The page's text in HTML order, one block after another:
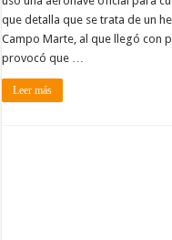
que detalla que se trata de un
Campo Marte, al que llegó con
provocó que …
Leer más